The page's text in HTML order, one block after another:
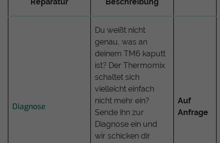
Reparatur
Beschreibung
Diagnose
Du weißt nicht
genau, was an
deinem TM6 kaputt
ist? Der Thermomix
schaltet sich
vielleicht einfach
nicht mehr ein?
Sende ihn zur
Diagnose ein und
wir schicken dir
Auf
Anfrage